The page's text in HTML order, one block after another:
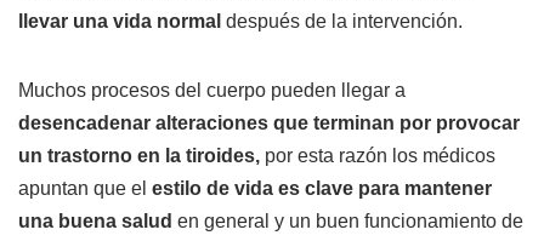
llevar una vida normal después de la intervención.
Muchos procesos del cuerpo pueden llegar a
desencadenar alteraciones que terminan por provocar
un trastorno en la tiroides, por esta razón los médicos
apuntan que el estilo de vida es clave para mantener
una buena salud en general y un buen funcionamiento de